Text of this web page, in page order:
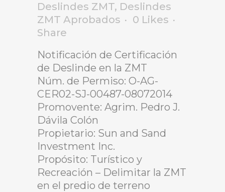
Deslindes ZMT, Deslindes
ZMT Aprobados
0 Likes
Share
Notificación de Certificación
de Deslinde en la ZMT
Núm. de Permiso: O-AG-
CER02-SJ-00487-08072014
Promovente: Agrim. Pedro J.
Dávila Colón
Propietario: Sun and Sand
Investment Inc.
Propósito: Turístico y
Recreación – Delimitar la ZMT
en el predio de terreno